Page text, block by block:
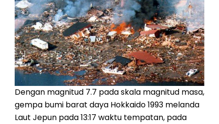
Dengan magnitud 7.7 pada skala magnitud masa,
gempa bumi barat daya Hokkaido 1993 melanda
Laut Jepun pada 13:17 waktu tempatan, pada